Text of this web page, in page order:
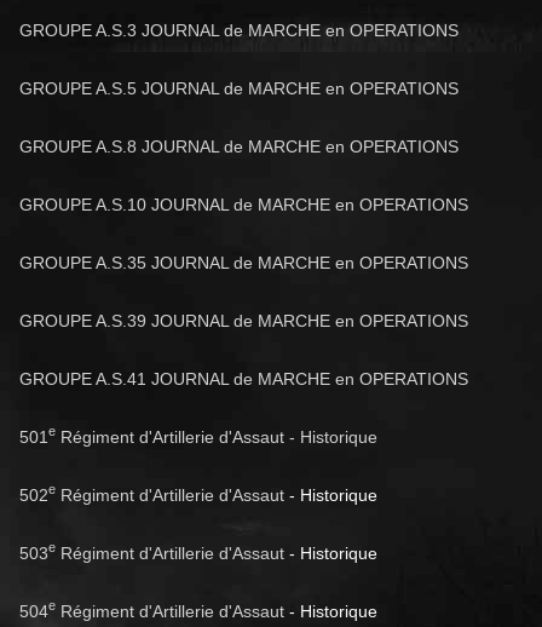
GROUPE A.S.3 JOURNAL de MARCHE en OPERATIONS
GROUPE A.S.5 JOURNAL de MARCHE en OPERATIONS
GROUPE A.S.8 JOURNAL de MARCHE en OPERATIONS
GROUPE A.S.10 JOURNAL de MARCHE en OPERATIONS
GROUPE A.S.35 JOURNAL de MARCHE en OPERATIONS
GROUPE A.S.39 JOURNAL de MARCHE en OPERATIONS
GROUPE A.S.41 JOURNAL de MARCHE en OPERATIONS
501 e Régiment d'Artillerie d'Assaut - Historique
502e Régiment d'Artillerie d'Assaut - Historique
503e Régiment d'Artillerie d'Assaut - Historique
504e Régiment d'Artillerie d'Assaut - Historique